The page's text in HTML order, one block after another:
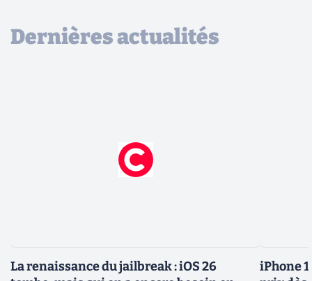
Dernières actualités
La renaissance du jailbreak : iOS 26
iPhone